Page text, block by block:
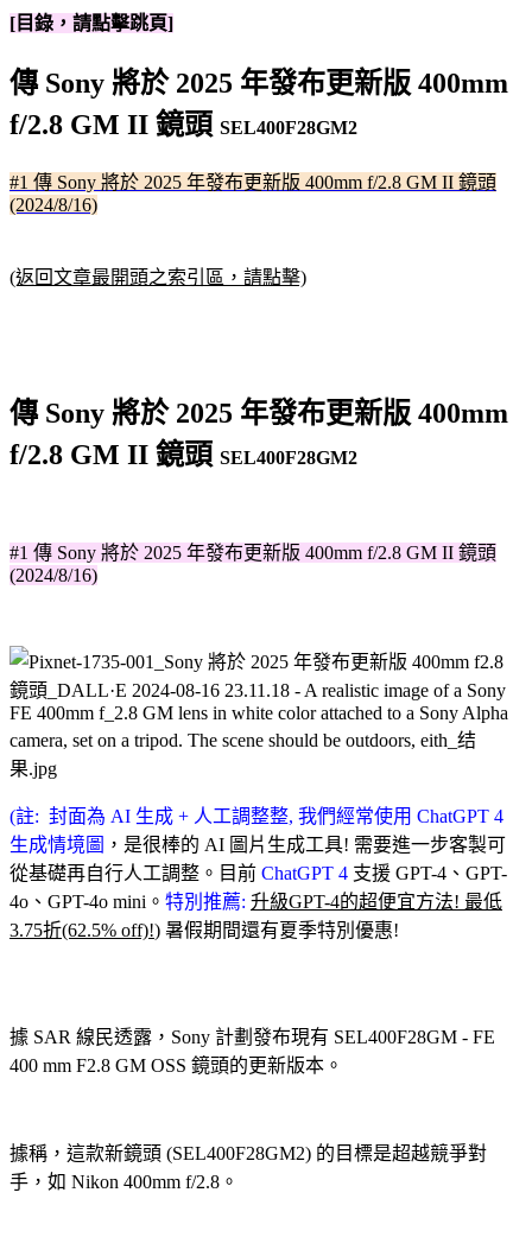
[目錄，請點擊跳頁]
傳 Sony 將於 2025 年發布更新版 400mm
f/2.8 GM II 鏡頭 SEL400F28GM2
#1 傳 Sony 將於 2025 年發布更新版 400mm f/2.8 GM II 鏡頭
(2024/8/16)
(返回文章最開頭之索引區，請點擊)
傳 Sony 將於 2025 年發布更新版 400mm
f/2.8 GM II 鏡頭 SEL400F28GM2
#1 傳 Sony 將於 2025 年發布更新版 400mm f/2.8 GM II 鏡頭
(2024/8/16)
(註: 封面為 AI 生成 + 人工調整整, 我們經常使用 ChatGPT 4
生成情境圖 ，是很棒的 AI 圖片生成工具! 需要進一步客製可
從基礎再自行人工調整 。目前 ChatGPT 4 支援 GPT-4、GPT-
4o、GPT-4o mini。 特別推薦: 升級GPT-4的超便宜方法! 最低
3.75折(62.5% off)!) 暑假期間還有夏季特別優惠!
據 SAR 線民透露，Sony 計劃發布現有 SEL400F28GM - FE
400 mm F2.8 GM OSS 鏡頭的更新版本。
據稱，這款新鏡頭 (SEL400F28GM2) 的目標是超越競爭對
手，如 Nikon 400mm f/2.8。